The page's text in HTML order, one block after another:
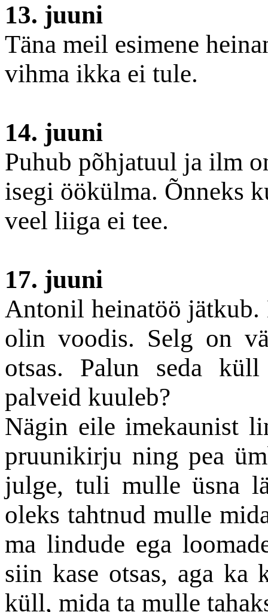
13. juuni
Täna meil esimene
vihma ikka ei tule.
14. juuni
Puhub põhjatuul ja ilm
isegi öökülma. Õnneks
veel liiga ei tee.
17. juuni
Antonil heinatöö jätkub.
olin voodis. Selg on
otsas. Palun seda
palveid kuuleb?
Nägin eile imekaunist
pruunikirju ning pea
julge, tuli mulle üsna
oleks tahtnud mulle
ma lindude ega
siin kase otsas, aga ka
küll, mida ta mulle